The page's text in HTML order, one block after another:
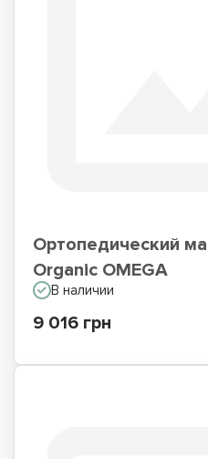
Ортопедический
Organic OMEGA
В наличии
9 016 грн